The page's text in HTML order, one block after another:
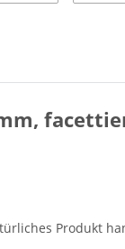
Produkt